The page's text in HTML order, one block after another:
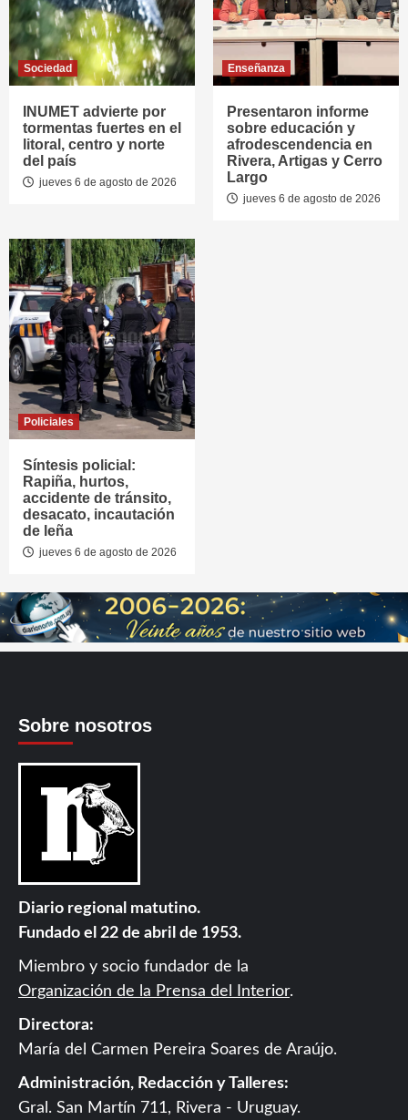
Sociedad
INUMET advierte por
tormentas fuertes en el
litoral, centro y norte
del país
jueves 6 de agosto de 2026
Enseñanza
Presentaron informe
sobre educación y
afrodescendencia en
Rivera, Artigas y Cerro
Largo
jueves 6 de agosto de 2026
Policiales
Síntesis policial:
Rapiña, hurtos,
accidente de tránsito,
desacato, incautación
de leña
jueves 6 de agosto de 2026
Sobre nosotros
Diario regional matutino.
Fundado el 22 de abril de 1953.
Miembro y socio fundador de la
Organización de la Prensa del Interior.
Directora:
María del Carmen Pereira Soares de Araújo.
Administración, Redacción y Talleres:
Gral. San Martín 711, Rivera - Uruguay.